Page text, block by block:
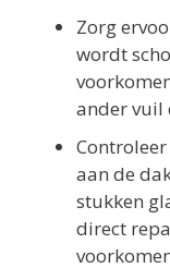
Zorg
wordt
ander vuil
aan de
stukken
direct